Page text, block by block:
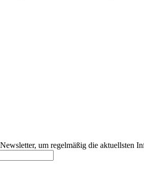
um regelmäßig die aktuellsten